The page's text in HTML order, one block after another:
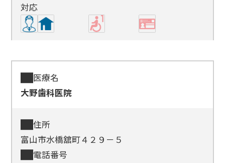
対応
医療名
大野歯科医院
住所
富山市水橋舘町４２９－５
電話番号